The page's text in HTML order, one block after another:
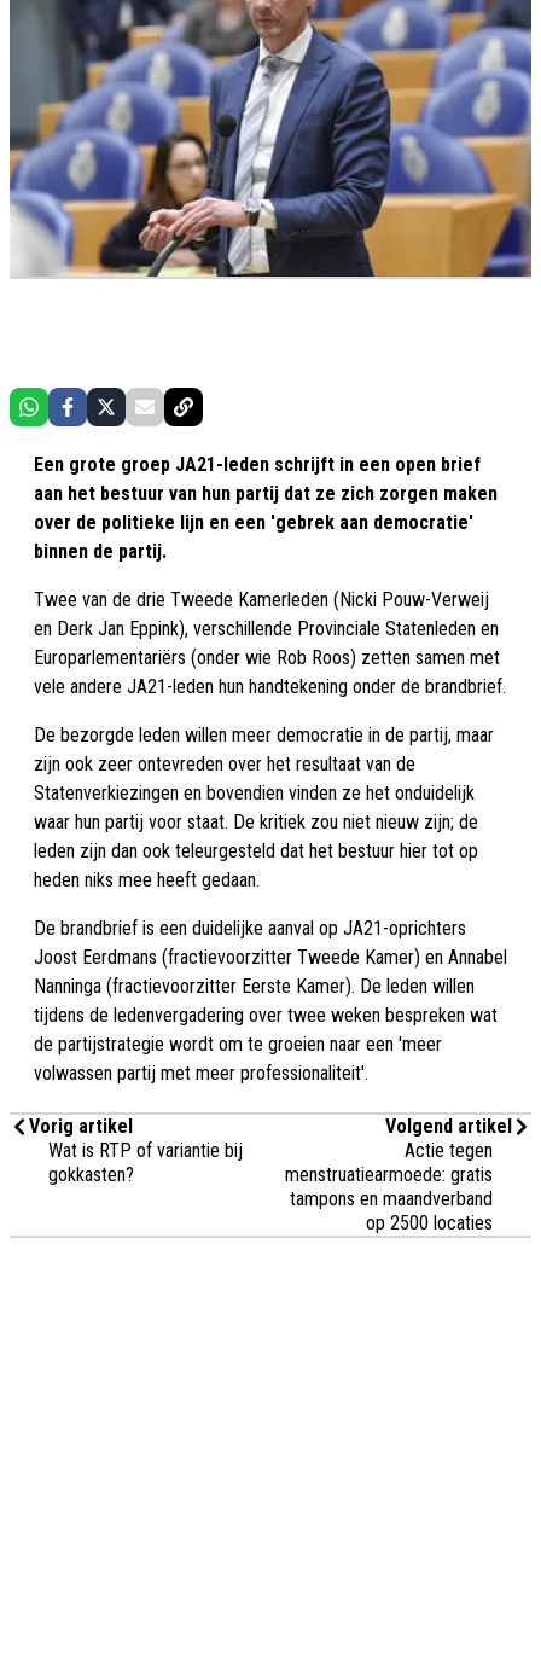
Een grote groep JA21-leden schrijft in een open brief
aan het bestuur van hun partij dat ze zich zorgen maken
over de politieke lijn en een 'gebrek aan democratie'
binnen de partij.
Twee van de drie Tweede Kamerleden (Nicki Pouw-Verweij
en Derk Jan Eppink), verschillende Provinciale Statenleden en
Europarlementariërs (onder wie Rob Roos) zetten samen met
vele andere JA21-leden hun handtekening onder de brandbrief.
De bezorgde leden willen meer democratie in de partij, maar
zijn ook zeer ontevreden over het resultaat van de
Statenverkiezingen en bovendien vinden ze het onduidelijk
waar hun partij voor staat. De kritiek zou niet nieuw zijn; de
leden zijn dan ook teleurgesteld dat het bestuur hier tot op
heden niks mee heeft gedaan.
De brandbrief is een duidelijke aanval op JA21-oprichters
Joost Eerdmans (fractievoorzitter Tweede Kamer) en Annabel
Nanninga (fractievoorzitter Eerste Kamer). De leden willen
tijdens de ledenvergadering over twee weken bespreken wat
de partijstrategie wordt om te groeien naar een 'meer
volwassen partij met meer professionaliteit'.
Vorig artikel
Wat is RTP of variantie bij
gokkasten?
Volgend artikel
Actie tegen
menstruatiearmoede: gratis
tampons en maandverband
op 2500 locaties